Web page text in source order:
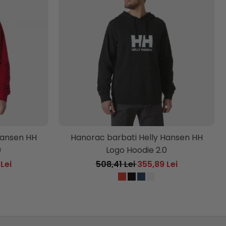
HH
Hanorac barbati Helly Hansen HH
Logo Hoodie 2.0
508,41 Lei355,89 Lei